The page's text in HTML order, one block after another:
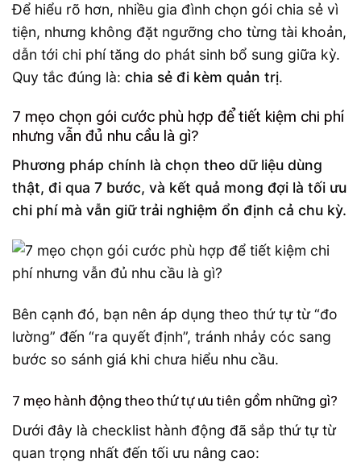
Để hiểu rõ hơn, nhiều gia đình chọn gói chia sẻ vì
tiện, nhưng không đặt ngưỡng cho từng tài khoản,
dẫn tới chi phí tăng do phát sinh bổ sung giữa kỳ.
Quy tắc đúng là: chia sẻ đi kèm quản trị.
7 mẹo chọn gói cước phù hợp để tiết kiệm chi phí
nhưng vẫn đủ nhu cầu là gì?
Phương pháp chính là chọn theo dữ liệu dùng
thật, đi qua 7 bước, và kết quả mong đợi là tối ưu
chi phí mà vẫn giữ trải nghiệm ổn định cả chu kỳ.
Bên cạnh đó, bạn nên áp dụng theo thứ tự từ “đo
lường” đến “ra quyết định”, tránh nhảy cóc sang
bước so sánh giá khi chưa hiểu nhu cầu.
7 mẹo hành động theo thứ tự ưu tiên gồm những gì?
Dưới đây là checklist hành động đã sắp thứ tự từ
quan trọng nhất đến tối ưu nâng cao: